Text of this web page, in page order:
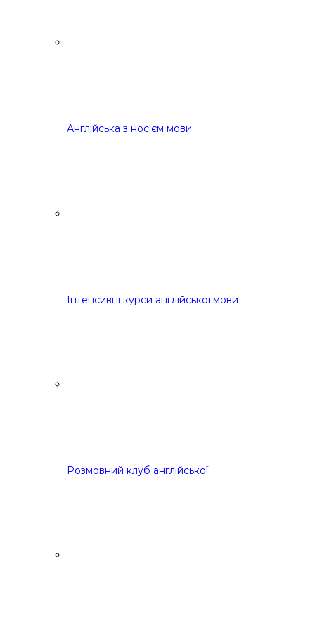
Англійська з носієм мови
Інтенсивні курси англійської мови
Розмовний клуб англійської